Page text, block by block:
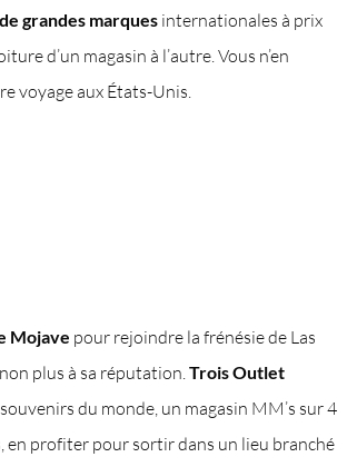
grandes marques internationales à prix
d’un magasin à l’autre. Vous n’en
voyage aux États-Unis.
Mojave pour rejoindre la frénésie de Las
plus à sa réputation.Trois Outlet
du monde, un magasin MM’s sur 4
en profiter pour sortir dans un lieu branché